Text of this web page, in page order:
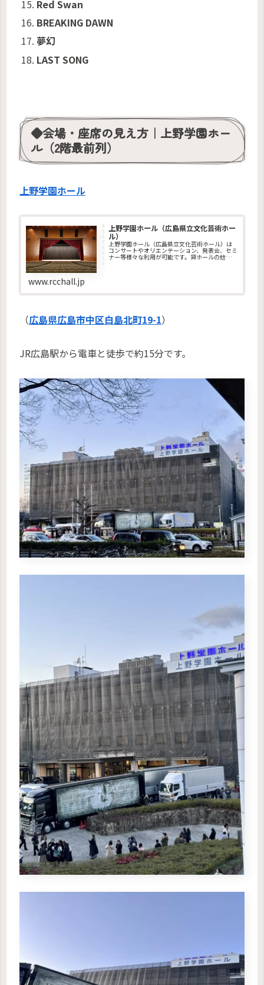
Red Swan
BREAKING DAWN
夢幻
LAST SONG
◆会場・座席の見え方｜上野学園ホー
ル（2階最前列）
上野学園ホール
上野学園ホール（広島県立文化芸術ホー
ル）
上野学園ホール（広島県立文化芸術ホール）は
コンサートやオリエンテーション、発表会、セミ
ナー等様々な利用が可能です。貸ホールの他、貸
www.rcchall.jp
（広島県広島市中区白島北町19-1）
JR広島駅から電車と徒歩で約15分です。